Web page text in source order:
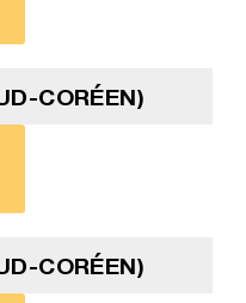
CORÉEN)
CORÉEN)